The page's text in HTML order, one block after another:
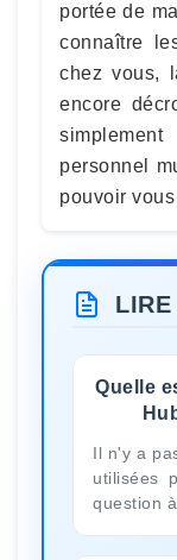
portée de
connaître
chez vous,
encore
personnel
pouvoir
LIRE
Quelle
Il n'y a
utilisées
question